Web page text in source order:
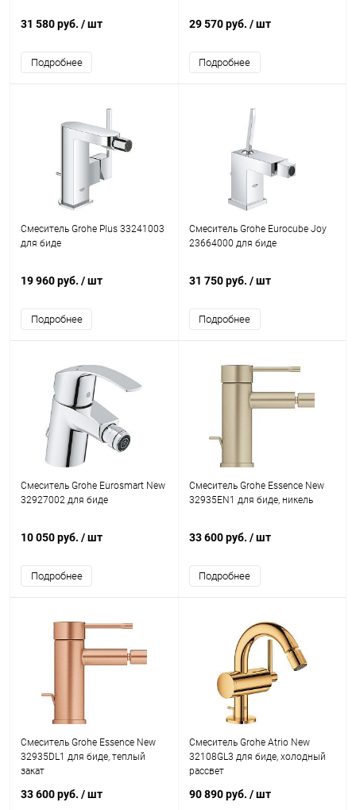
31 580 руб. / шт
Подробнее
29 570 руб. / шт
Подробнее
Смеситель Grohe Plus 33241003
для биде
19 960 руб. / шт
Подробнее
Смеситель Grohe Eurocube Joy
23664000 для биде
31 750 руб. / шт
Подробнее
Смеситель Grohe Eurosmart New
32927002 для биде
10 050 руб. / шт
Подробнее
Смеситель Grohe Essence New
32935EN1 для биде, никель
33 600 руб. / шт
Подробнее
Смеситель Grohe Essence New
32935DL1 для биде, теплый
закат
33 600 руб. / шт
Смеситель Grohe Atrio New
32108GL3 для биде, холодный
рассвет
90 890 руб. / шт